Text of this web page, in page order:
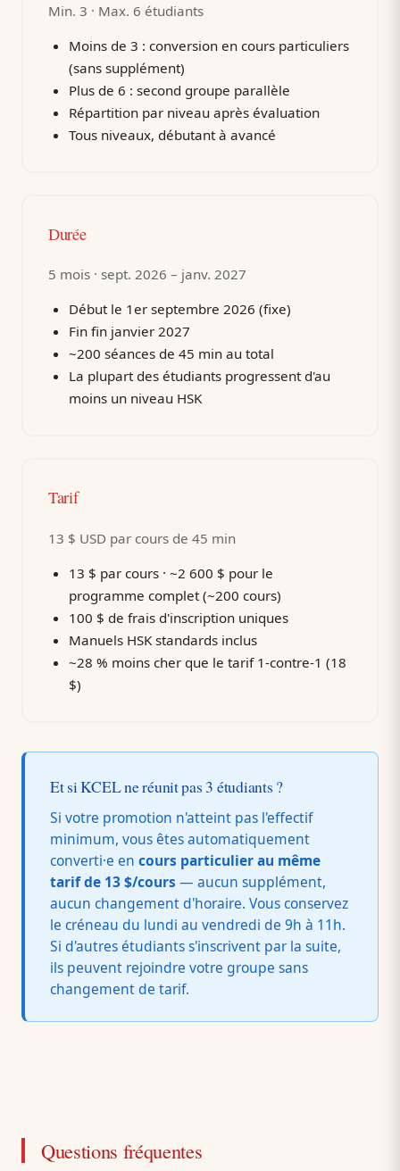
Min. 3 · Max. 6 étudiants
Moins de 3 : conversion en cours particuliers
(sans supplément)
Plus de 6 : second groupe parallèle
Répartition par niveau après évaluation
Tous niveaux, débutant à avancé
Durée
5 mois · sept. 2026 – janv. 2027
Début le 1er septembre 2026 (fixe)
Fin fin janvier 2027
~200 séances de 45 min au total
La plupart des étudiants progressent d'au
moins un niveau HSK
Tarif
13 $ USD par cours de 45 min
13 $ par cours · ~2 600 $ pour le
programme complet (~200 cours)
100 $ de frais d'inscription uniques
Manuels HSK standards inclus
~28 % moins cher que le tarif 1-contre-1 (18
$)
Et si KCEL ne réunit pas 3 étudiants ?
Si votre promotion n'atteint pas l'effectif
minimum, vous êtes automatiquement
converti·e en cours particulier au même
tarif de 13 $/cours — aucun supplément,
aucun changement d'horaire. Vous conservez
le créneau du lundi au vendredi de 9h à 11h.
Si d'autres étudiants s'inscrivent par la suite,
ils peuvent rejoindre votre groupe sans
changement de tarif.
Questions fréquentes